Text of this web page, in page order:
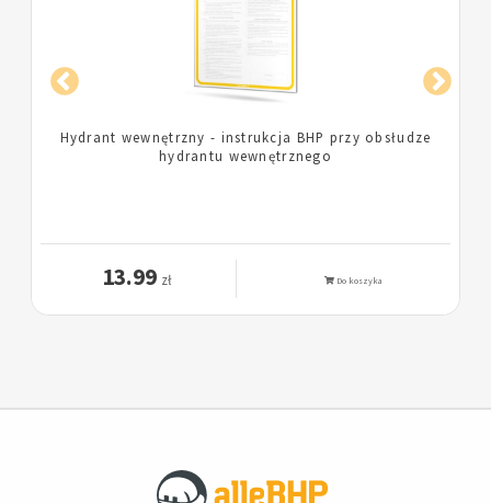
Gaśnica proszkowa - instrukcja BHP przy obsłudze
gaśnicy proszkowej
13.99 zł Do koszyka